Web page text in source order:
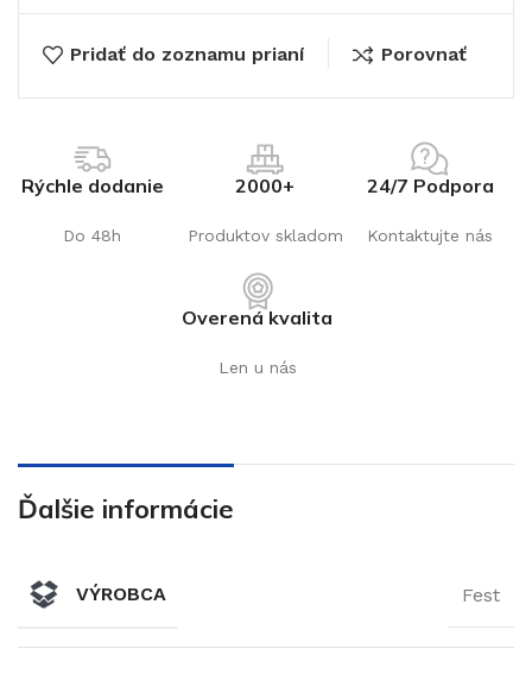
Pridať do zoznamu prianí Porovnať
Rýchle dodanie
Do 48h
2000+
Produktov skladom
24/7 Podpora
Kontaktujte nás
Overená kvalita
Len u nás
Ďalšie informácie
VÝROBCA Fest